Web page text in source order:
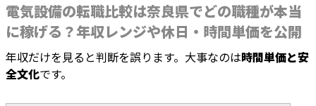
電気設備の転職比較は奈良県でどの職種が本当
に稼げる？年収レンジや休日・時間単価を公開
年収だけを見ると判断を誤ります。大事なのは時間単価と安
全文化です。